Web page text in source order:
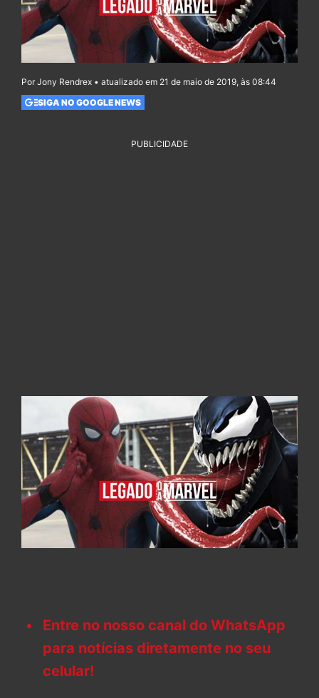
Por Jony Rendrex • atualizado em 21 de maio de 2019, às 08:44
SIGA NO GOOGLE NEWS
PUBLICIDADE
Entre no nosso canal do WhatsApp
para notícias diretamente no seu
celular!